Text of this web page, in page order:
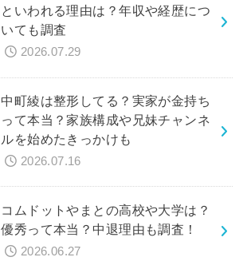
といわれる理由は？年収や経歴につ
いても調査
2026.07.29
中町綾は整形してる？実家が金持ち
って本当？家族構成や兄妹チャンネ
ルを始めたきっかけも
2026.07.16
コムドットやまとの高校や大学は？
優秀って本当？中退理由も調査！
2026.06.27